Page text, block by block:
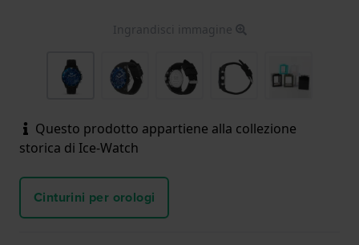
Ingrandisci immagine
Questo prodotto appartiene alla collezione
storica di Ice-Watch
Cinturini per orologi